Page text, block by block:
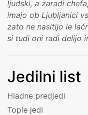
ljudski, a zaradi
imajo ob Ljubljanici
zato ne nasitijo le
si tudi oni radi delijo
Jedilni list
Hladne predjedi
Tople jedi